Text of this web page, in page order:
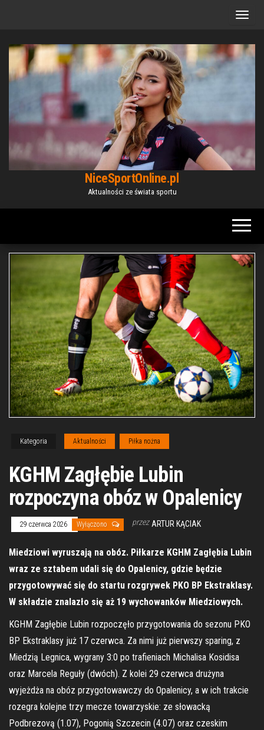
NiceSportOnline.pl
Aktualności ze świata sportu
Kategoria Aktualności Piłka nożna
KGHM Zagłębie Lubin
rozpoczyna obóz w Opalenicy
29 czerwca 2026 Wyłączono przez ARTUR KĄCIAK
Miedziowi wyruszają na obóz. Piłkarze KGHM Zagłębia Lubin
wraz ze sztabem udali się do Opalenicy, gdzie będzie
przygotowywać się do startu rozgrywek PKO BP Ekstraklasy.
W składzie znalazło się aż 19 wychowanków Miedziowych.
KGHM Zagłębie Lubin rozpoczęło przygotowania do sezonu PKO
BP Ekstraklasy już 17 czerwca. Za nimi już pierwszy sparing, z
Miedzią Legnica, wygrany 3:0 po trafieniach Michalisa Kosidisa
oraz Marcela Reguły (dwóch). Z kolei 29 czerwca drużyna
wyjeżdża na obóz przygotowawczy do Opalenicy, a w ich trakcie
rozegra kolejne trzy mecze towarzyskie: ze słowacką
Podbrezovą (1.07), Pogonią Szczecin (4.07) oraz czeskim